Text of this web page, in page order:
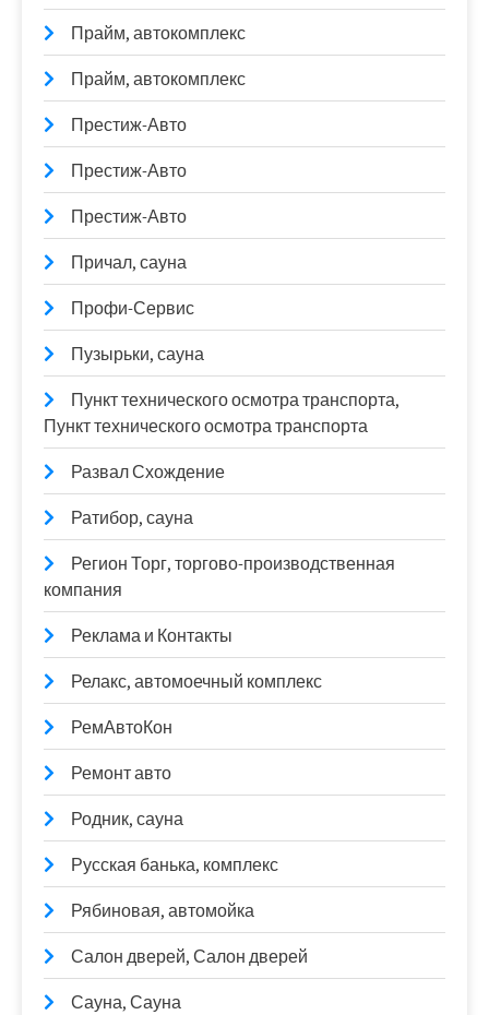
Прайм, автокомплекс
Прайм, автокомплекс
Престиж-Авто
Престиж-Авто
Престиж-Авто
Причал, сауна
Профи-Сервис
Пузырьки, сауна
Пункт технического осмотра транспорта,
Пункт технического осмотра транспорта
Развал Схождение
Ратибор, сауна
Регион Торг, торгово-производственная
компания
Реклама и Контакты
Релакс, автомоечный комплекс
РемАвтоКон
Ремонт авто
Родник, сауна
Русская банька, комплекс
Рябиновая, автомойка
Салон дверей, Салон дверей
Сауна, Сауна